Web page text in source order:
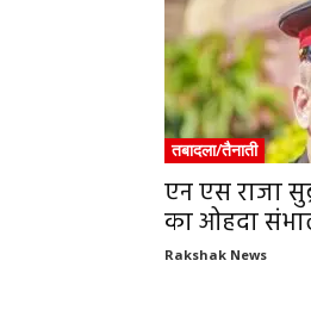
तबादला/तैनाती
एन एस राजा
का ओहदा
Rakshak News